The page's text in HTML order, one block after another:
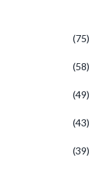
(75)
(58)
(49)
(43)
(39)